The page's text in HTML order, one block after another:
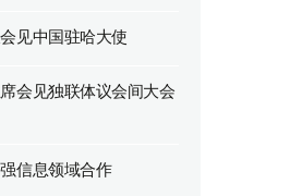
见中国驻哈大使
会见独联体议会间大会
信息领域合作